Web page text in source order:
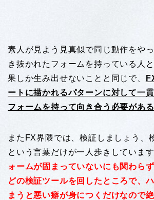
素人が見よう見真似で同じ動作をや
き抜かれたフォームを持っている人
果しか生み出せないことと同じで、
ートに描かれるパターンに対して一
フォームを持って向き合う必要がある
またFX界隈では、検証しましょう、
という言葉だけが一人歩きしていま
ォームが固まっていないにも関わら
どの検証ツールを回したところで、
まうと悪い癖が身につくだけなので